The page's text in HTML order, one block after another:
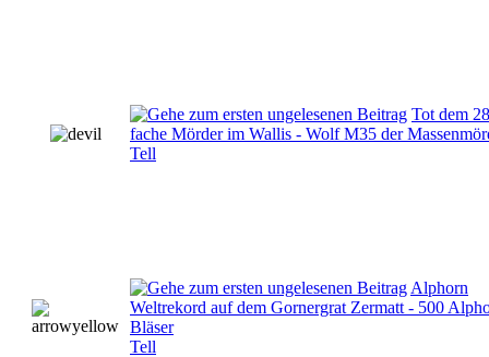
Tot dem
fache Mörder im Wallis - Wolf M35 der
Tell
Alphorn
Weltrekord auf dem Gornergrat Zermatt - 500
Bläser
Tell